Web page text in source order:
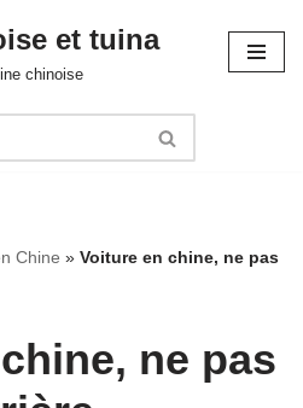
et tuina
chinoise
Chine » Voiture en chine, ne pas
ne pas